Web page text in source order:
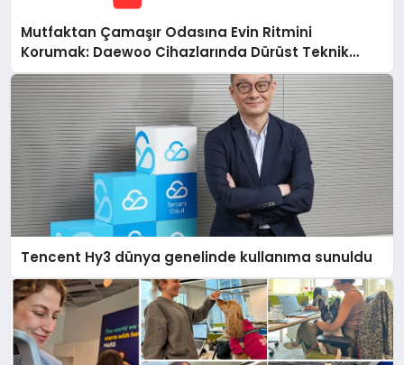
Mutfaktan Çamaşır Odasına Evin Ritmini
Korumak: Daewoo Cihazlarında Dürüst Teknik
Destek Deneyimi
Tencent Hy3 dünya genelinde kullanıma sunuldu